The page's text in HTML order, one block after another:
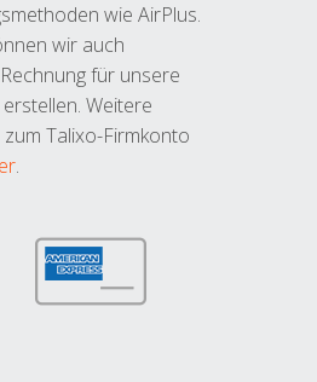
wie AirPlus.
wir auch
für unsere
Weitere
Talixo-Firmkonto
.